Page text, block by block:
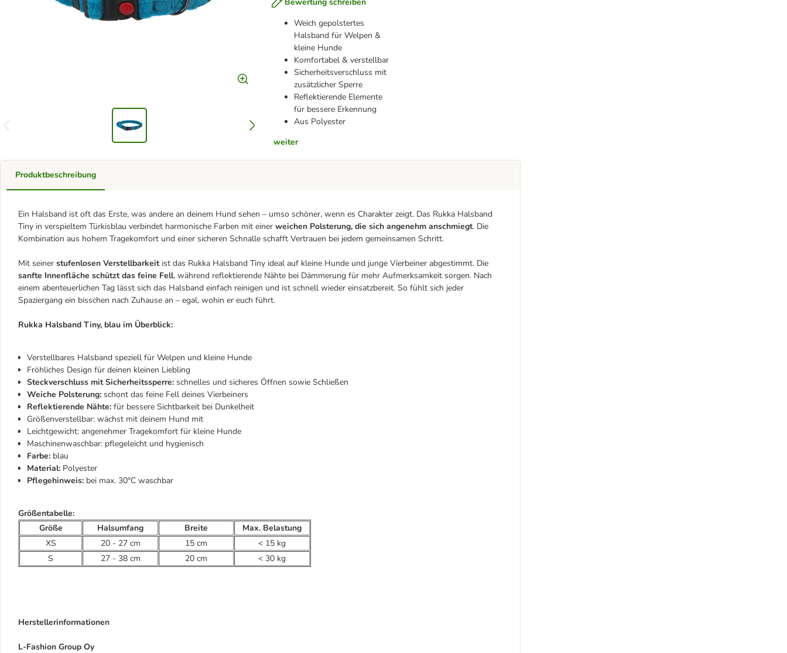
Weich gepolstertes
Halsband für Welpen &
kleine Hunde
Komfortabel & verstellbar
Sicherheitsverschluss mit
zusätzlicher Sperre
Reflektierende Elemente
für bessere Erkennung
Aus Polyester
weiter
Produktbeschreibung
Ein Halsband ist oft das Erste, was andere an deinem Hund sehen – umso schöner, wenn es Charakter zeigt. Das Rukka Halsband
Tiny in verspieltem Türkisblau verbindet harmonische Farben mit einer weichen Polsterung, die sich angenehm anschmiegt. Die
Kombination aus hohem Tragekomfort und einer sicheren Schnalle schafft Vertrauen bei jedem gemeinsamen Schritt.
Mit seiner stufenlosen Verstellbarkeitist das Rukka Halsband Tiny ideal auf kleine Hunde und junge Vierbeiner abgestimmt. Die
sanfte Innenfläche schützt das feine Fell, während reflektierende Nähte bei Dämmerung für mehr Aufmerksamkeit sorgen. Nach
einem abenteuerlichen Tag lässt sich das Halsband einfach reinigen und ist schnell wieder einsatzbereit. So fühlt sich jeder
Spaziergang ein bisschen nach Zuhause an – egal, wohin er euch führt.
Rukka Halsband Tiny, blau im Überblick:
Verstellbares Halsband speziell für Welpen und kleine Hunde
Fröhliches Design für deinen kleinen Liebling
Steckverschluss mit Sicherheitssperre: schnelles und sicheres Öffnen sowie Schließen
Weiche Polsterung: schont das feine Fell deines Vierbeiners
Reflektierende Nähte: für bessere Sichtbarkeit bei Dunkelheit
Größenverstellbar: wächst mit deinem Hund mit
Leichtgewicht: angenehmer Tragekomfort für kleine Hunde
Maschinenwaschbar: pflegeleicht und hygienisch
Farbe: blau
Material: Polyester
Pflegehinweis: bei max. 30°C waschbar
Größentabelle:
Größe
Halsumfang Breite
Max. Belastung
XS
20 - 27 cm 15 cm
< 15 kg
S
27 - 38 cm 20 cm < 30 kg
Herstellerinformationen
L-Fashion Group Oy